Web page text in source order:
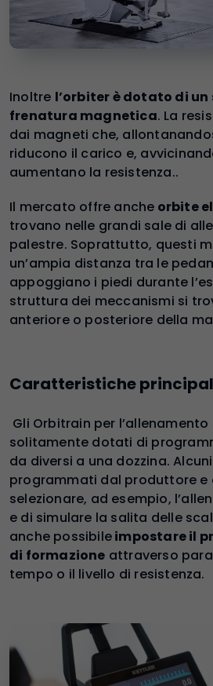
Inoltre l’orbiter è dotato di
frenatura magnetica. La
dai magneti che,
riducono il carico e,
aumentano la resistenza..
Il mercato offre anche orbite
trovano nelle grandi sale di
palestre. Soprattutto, questi
un’ampia distanza tra le
appoggiano i piedi durante
struttura dei meccanismi si
anteriore o posteriore della
Caratteristiche
Gli Orbitrain per
solitamente dotati di
da diversi a una dozzina.
programmati dal produttore e
selezionare, ad esempio,
e di simulare la salita delle
anche possibileimpostare il
di formazione attraverso
tempo o il livello di resistenza.